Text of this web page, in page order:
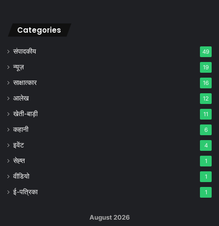
Categories
संपादकीय 49
न्यूज़ 19
साक्षात्कार 16
आलेख 12
खेती-बाड़ी 11
कहानी 6
इवेंट 4
सेह्त 1
वीडियो 1
ई-पत्रिका 1
August 2026